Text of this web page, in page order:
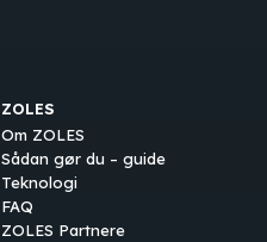
ZOLES
Om ZOLES
Sådan gør du – guide
Teknologi
FAQ
ZOLES Partnere